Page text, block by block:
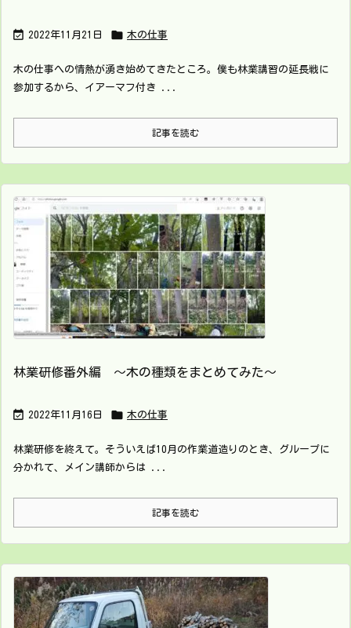
 2022年11月21日  木の仕事
木の仕事への情熱が湧き始めてきたところ。僕も林業講習の延長戦に
参加するから、イアーマフ付き ...
記事を読む
林業研修番外編 ～木の種類をまとめてみた～
 2022年11月16日  木の仕事
林業研修を終えて。そういえば10月の作業道造りのとき、グループに
分かれて、メイン講師からは ...
記事を読む